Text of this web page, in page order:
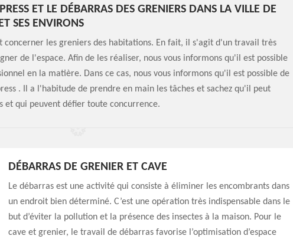
ET LE DÉBARRAS DES GRENIERS DANS LA VILLE DE
SES ENVIRONS
concerner les greniers des habitations. En fait, il s'agit d'un travail très
de l'espace. Afin de les réaliser, nous vous informons qu'il est possible
en la matière. Dans ce cas, nous vous informons qu'il est possible de
. Il a l'habitude de prendre en main les tâches et sachez qu'il peut
et qui peuvent défier toute concurrence.
DÉBARRAS DE GRENIER ET CAVE
Le débarras est une activité qui consiste à éliminer les encombrants dans
un endroit bien déterminé. C’est une opération très indispensable dans le
but d’éviter la pollution et la présence des insectes à la maison. Pour le
cave et grenier, le travail de débarras favorise l’optimisation d’espace